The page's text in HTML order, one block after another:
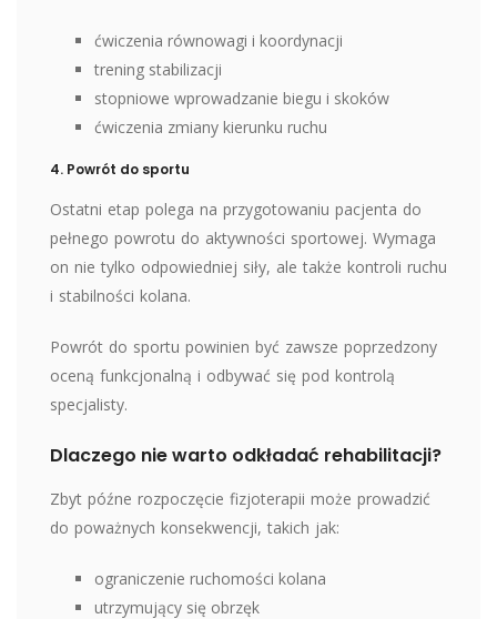
ćwiczenia równowagi i koordynacji
trening stabilizacji
stopniowe wprowadzanie biegu i skoków
ćwiczenia zmiany kierunku ruchu
4. Powrót do sportu
Ostatni etap polega na przygotowaniu pacjenta do
pełnego powrotu do aktywności sportowej. Wymaga
on nie tylko odpowiedniej siły, ale także kontroli ruchu
i stabilności kolana.
Powrót do sportu powinien być zawsze poprzedzony
oceną funkcjonalną i odbywać się pod kontrolą
specjalisty.
Dlaczego nie warto odkładać rehabilitacji?
Zbyt późne rozpoczęcie fizjoterapii może prowadzić
do poważnych konsekwencji, takich jak:
ograniczenie ruchomości kolana
utrzymujący się obrzęk